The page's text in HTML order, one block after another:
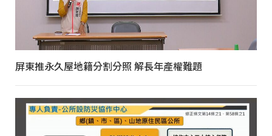
屏東推永久屋地籍分割分照 解長年產權難題